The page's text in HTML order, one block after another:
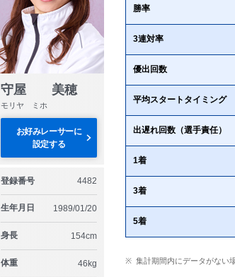
守屋 美穂
モリヤ ミホ
お好みレーサーに
設定する
登録番号 4482
生年月日 1989/01/20
身長 154cm
体重 46kg
勝率
3連対率
優出回数
平均スタートタイミング
出遅れ回数（選手責任）
1着
3着
5着
集計期間内にデータがない